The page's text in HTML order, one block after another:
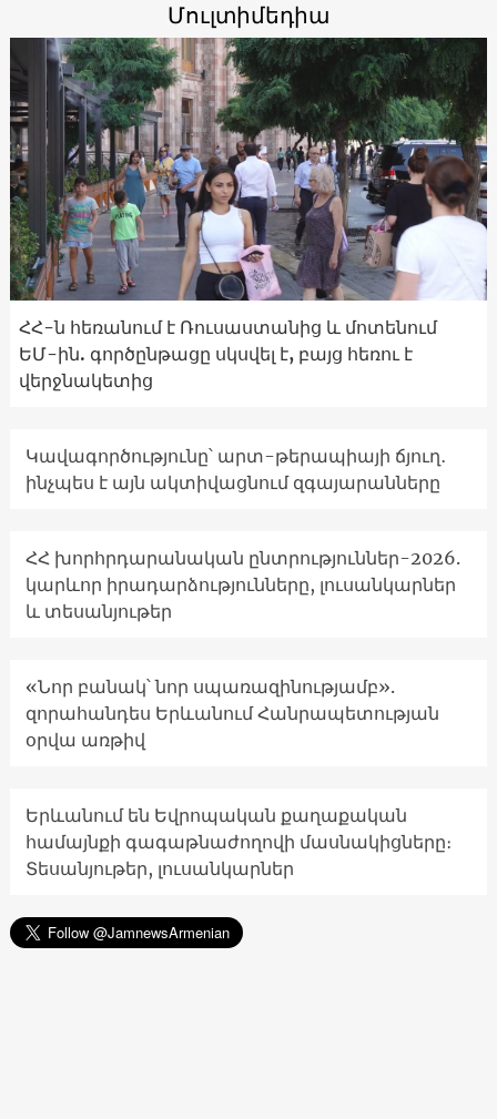
Մուլտիմեդիա
ՀՀ-ն հեռանում է Ռուսաստանից և մոտենում
ԵՄ-ին. գործընթացը սկսվել է, բայց հեռու է
վերջնակետից
Կավագործությունը՝ արտ-թերապիայի ճյուղ․
ինչպես է այն ակտիվացնում զգայարանները
ՀՀ խորհրդարանական ընտրություններ-2026.
կարևոր իրադարձությունները, լուսանկարներ
և տեսանյութեր
«Նոր բանակ՝ նոր սպառազինությամբ».
զորահանդես Երևանում Հանրապետության
օրվա առթիվ
Երևանում են Եվրոպական քաղաքական
համայնքի գագաթնաժողովի մասնակիցները։
Տեսանյութեր, լուսանկարներ